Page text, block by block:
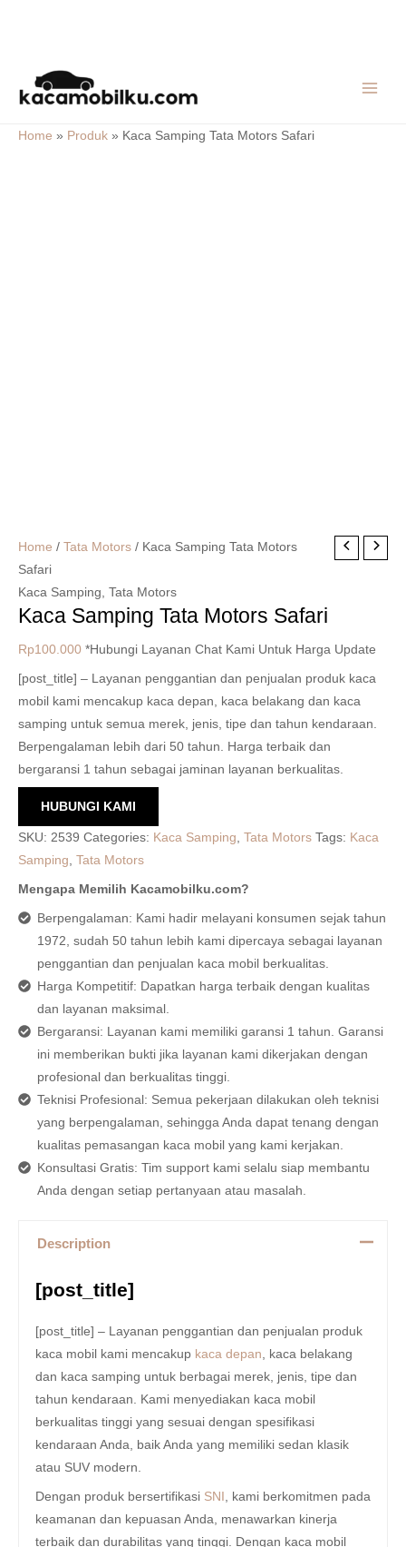
content
Home » Produk » Kaca Samping Tata Motors Safari
Home / Tata Motors / Kaca Samping Tata Motors
Safari
Kaca Samping, Tata Motors
Kaca Samping Tata Motors Safari
Rp100.000 *Hubungi Layanan Chat Kami Untuk Harga Update
[post_title] – Layanan penggantian dan penjualan produk kaca
mobil kami mencakup kaca depan, kaca belakang dan kaca
samping untuk semua merek, jenis, tipe dan tahun kendaraan.
Berpengalaman lebih dari 50 tahun. Harga terbaik dan
bergaransi 1 tahun sebagai jaminan layanan berkualitas.
HUBUNGI KAMI
SKU: 2539 Categories: Kaca Samping, Tata Motors Tags: Kaca
Samping, Tata Motors
Mengapa Memilih Kacamobilku.com?
Berpengalaman: Kami hadir melayani konsumen sejak tahun
1972, sudah 50 tahun lebih kami dipercaya sebagai layanan
penggantian dan penjualan kaca mobil berkualitas.
Harga Kompetitif: Dapatkan harga terbaik dengan kualitas
dan layanan maksimal.
Bergaransi: Layanan kami memiliki garansi 1 tahun. Garansi
ini memberikan bukti jika layanan kami dikerjakan dengan
profesional dan berkualitas tinggi.
Teknisi Profesional: Semua pekerjaan dilakukan oleh teknisi
yang berpengalaman, sehingga Anda dapat tenang dengan
kualitas pemasangan kaca mobil yang kami kerjakan.
Konsultasi Gratis: Tim support kami selalu siap membantu
Anda dengan setiap pertanyaan atau masalah.
Description
[post_title]
[post_title] – Layanan penggantian dan penjualan produk
kaca mobil kami mencakup kaca depan , kaca belakang
dan kaca samping untuk berbagai merek, jenis, tipe dan
tahun kendaraan. Kami menyediakan kaca mobil
berkualitas tinggi yang sesuai dengan spesifikasi
kendaraan Anda, baik Anda yang memiliki sedan klasik
atau SUV modern.
Dengan produk bersertifikasi SNI
, kami berkomitmen pada
keamanan dan kepuasan Anda, menawarkan kinerja
terbaik dan durabilitas yang tinggi. Dengan kaca mobil